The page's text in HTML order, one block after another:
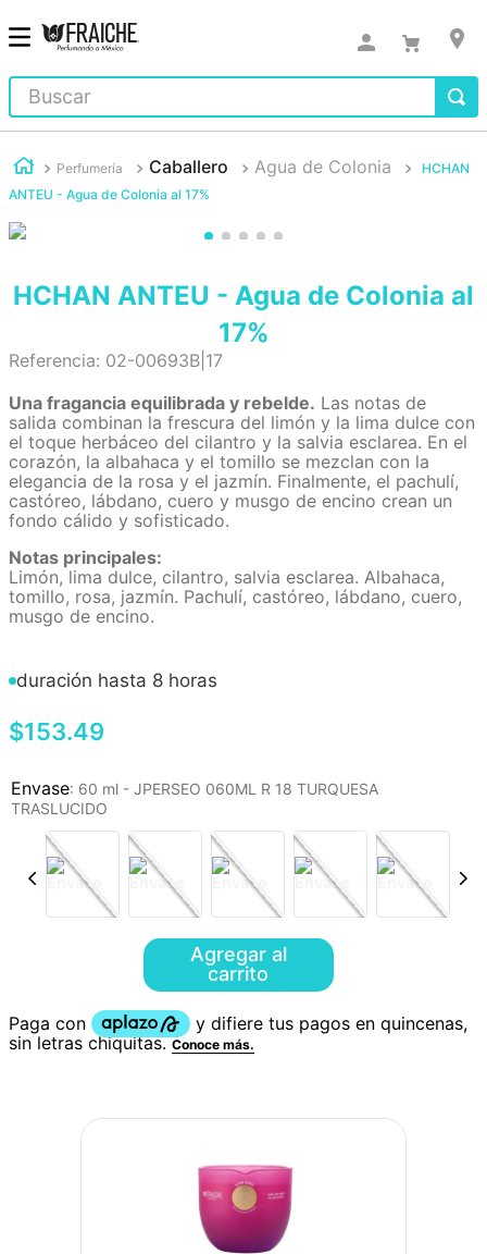
Buscar
Perfumería Caballero Agua de Colonia
HCHAN
ANTEU - Agua de Colonia al 17%
HCHAN ANTEU - Agua de Colonia al
17%
Referencia: 02-00693B|17
Una fragancia equilibrada y rebelde. Las notas de
salida combinan la frescura del limón y la lima dulce con
el toque herbáceo del cilantro y la salvia esclarea. En el
corazón, la albahaca y el tomillo se mezclan con la
elegancia de la rosa y el jazmín. Finalmente, el pachulí,
castóreo, lábdano, cuero y musgo de encino crean un
fondo cálido y sofisticado.
Notas principales:
Limón, lima dulce, cilantro, salvia esclarea. Albahaca,
tomillo, rosa, jazmín. Pachulí, castóreo, lábdano, cuero,
musgo de encino.
duración hasta 8 horas
$153.49
: 60 ml - JPERSEO 060ML R 18 TURQUESA
TRASLUCIDO
Agregar al
carrito